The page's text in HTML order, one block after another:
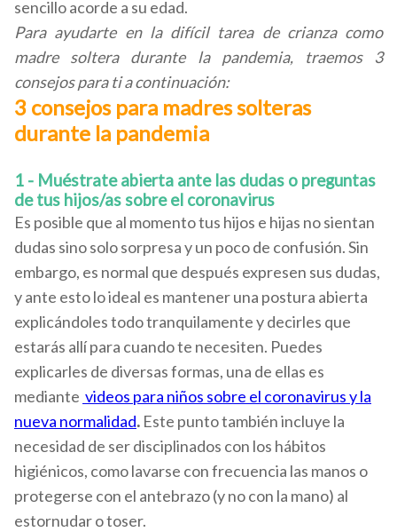
sencillo acorde a su edad.
Para ayudarte en la difícil tarea de crianza como
madre soltera durante la pandemia, traemos 3
consejos para ti a continuación:
3 consejos para madres solteras
durante la pandemia
1 - Muéstrate abierta ante las dudas o preguntas
de tus hijos/as sobre el coronavirus
Es posible que al momento tus hijos e hijas no sientan
dudas sino solo sorpresa y un poco de confusión. Sin
embargo, es normal que después expresen sus dudas,
y ante esto lo ideal es mantener una postura abierta
explicándoles todo tranquilamente y decirles que
estarás allí para cuando te necesiten. Puedes
explicarles de diversas formas, una de ellas es
mediante videos para niños sobre el coronavirus y la
nueva normalidad. Este punto también incluye la
necesidad de ser disciplinados con los hábitos
higiénicos, como lavarse con frecuencia las manos o
protegerse con el antebrazo (y no con la mano) al
estornudar o toser.